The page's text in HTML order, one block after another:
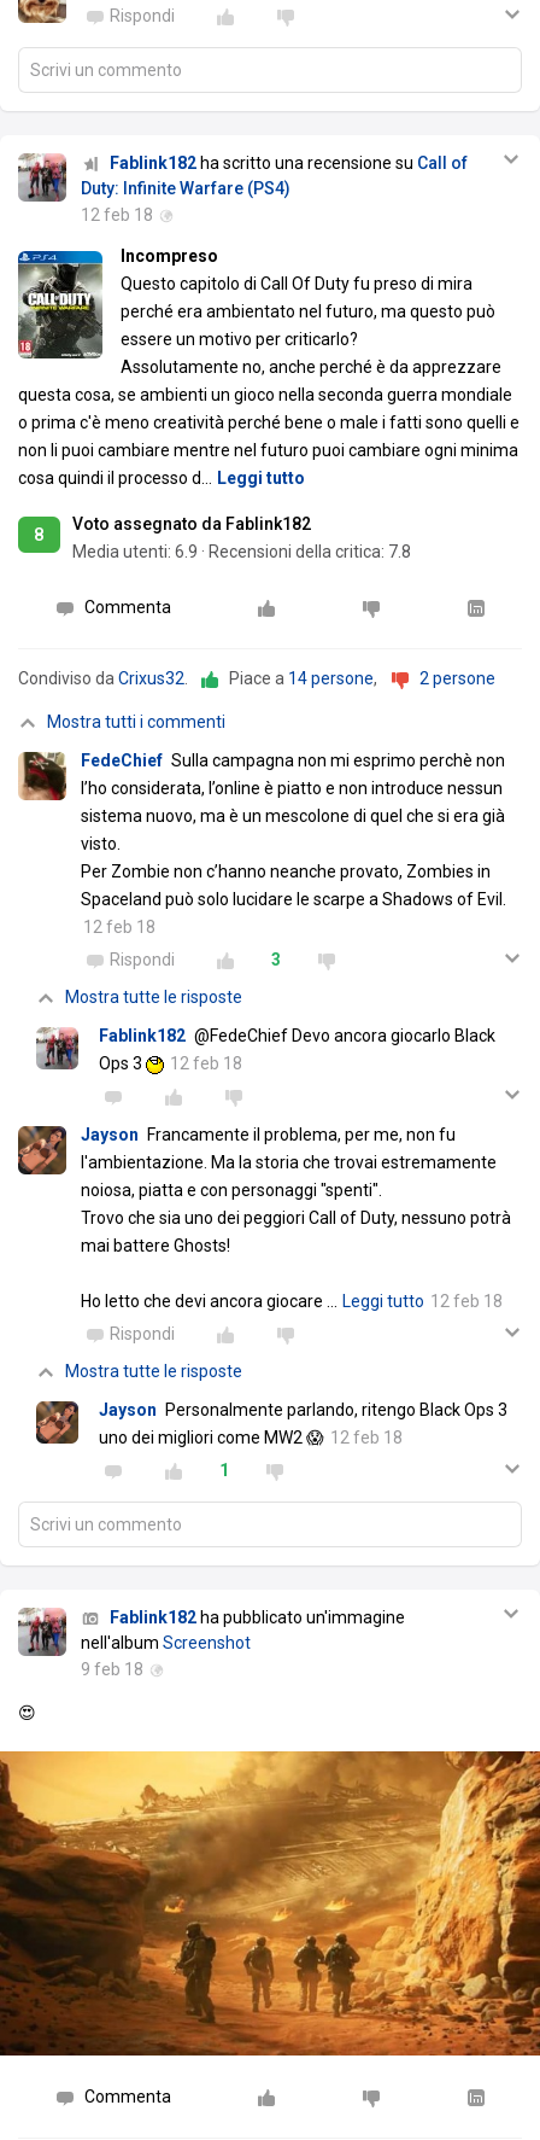
Rispondi
Scrivi un commento
Fablink182 ha scritto una recensione su Call of
Duty: Infinite Warfare (PS4)
12 feb 18
Incompreso
Questo capitolo di Call Of Duty fu preso di mira
perché era ambientato nel futuro, ma questo può
essere un motivo per criticarlo?
Assolutamente no, anche perché è da apprezzare
questa cosa, se ambienti un gioco nella seconda guerra mondiale
o prima c'è meno creatività perché bene o male i fatti sono quelli e
non li puoi cambiare mentre nel futuro puoi cambiare ogni minima
cosa quindi il processo d… Leggi tutto
8
Voto assegnato da Fablink182
Media utenti: 6.9 · Recensioni della critica: 7.8
Commenta
Condiviso daCrixus32. Piace a 14 persone, 2 persone
Mostra tutti i commenti
FedeChief Sulla campagna non mi esprimo perchè non
l’ho considerata, l’online è piatto e non introduce nessun
sistema nuovo, ma è un mescolone di quel che si era già
visto.
Per Zombie non c’hanno neanche provato, Zombies in
Spaceland può solo lucidare le scarpe a Shadows of Evil.
12 feb 18
Rispondi
3
Mostra tutte le risposte
Fablink182 @FedeChief Devo ancora giocarlo Black
Ops 3
12 feb 18
Jayson
Francamente il problema, per me, non fu
l'ambientazione. Ma la storia che trovai estremamente
noiosa, piatta e con personaggi "spenti".
Trovo che sia uno dei peggiori Call of Duty, nessuno potrà
mai battere Ghosts!
Ho letto che devi ancora giocare … Leggi tutto 12 feb 18
Rispondi
Mostra tutte le risposte
Jayson
Personalmente parlando, ritengo Black Ops 3
uno dei migliori come MW2 😱 12 feb 18
1
Scrivi un commento
Fablink182 ha pubblicato un'immagine
nell'album Screenshot
9 feb 18
😍
Commenta